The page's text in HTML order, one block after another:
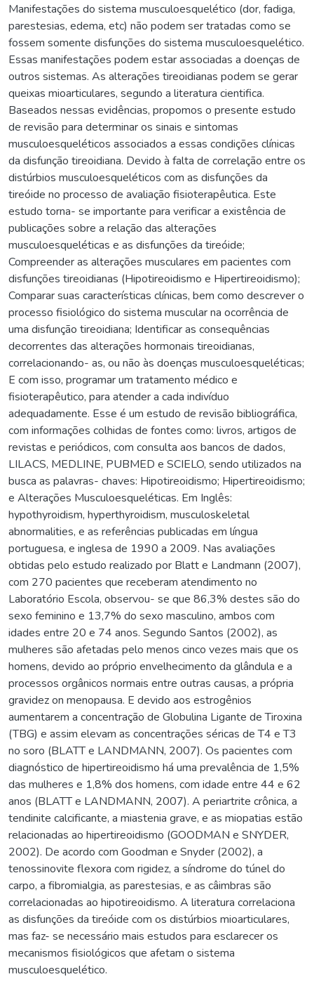
Manifestações do sistema musculoesquelético (dor, fadiga,
parestesias, edema, etc) não podem ser tratadas como se
fossem somente disfunções do sistema musculoesquelético.
Essas manifestações podem estar associadas a doenças de
outros sistemas. As alterações tireoidianas podem se gerar
queixas mioarticulares, segundo a literatura cientifica.
Baseados nessas evidências, propomos o presente estudo
de revisão para determinar os sinais e sintomas
musculoesqueléticos associados a essas condições clínicas
da disfunção tireoidiana. Devido à falta de correlação entre os
distúrbios musculoesqueléticos com as disfunções da
tireóide no processo de avaliação fisioterapêutica. Este
estudo torna- se importante para verificar a existência de
publicações sobre a relação das alterações
musculoesqueléticas e as disfunções da tireóide;
Compreender as alterações musculares em pacientes com
disfunções tireoidianas (Hipotireoidismo e Hipertireoidismo);
Comparar suas características clínicas, bem como descrever o
processo fisiológico do sistema muscular na ocorrência de
uma disfunção tireoidiana; Identificar as consequências
decorrentes das alterações hormonais tireoidianas,
correlacionando- as, ou não às doenças musculoesqueléticas;
E com isso, programar um tratamento médico e
fisioterapêutico, para atender a cada indivíduo
adequadamente. Esse é um estudo de revisão bibliográfica,
com informações colhidas de fontes como: livros, artigos de
revistas e periódicos, com consulta aos bancos de dados,
LILACS, MEDLINE, PUBMED e SCIELO, sendo utilizados na
busca as palavras- chaves: Hipotireoidismo; Hipertireoidismo;
e Alterações Musculoesqueléticas. Em Inglês:
hypothyroidism, hyperthyroidism, musculoskeletal
abnormalities, e as referências publicadas em língua
portuguesa, e inglesa de 1990 a 2009. Nas avaliações
obtidas pelo estudo realizado por Blatt e Landmann (2007),
com 270 pacientes que receberam atendimento no
Laboratório Escola, observou- se que 86,3% destes são do
sexo feminino e 13,7% do sexo masculino, ambos com
idades entre 20 e 74 anos. Segundo Santos (2002), as
mulheres são afetadas pelo menos cinco vezes mais que os
homens, devido ao próprio envelhecimento da glândula e a
processos orgânicos normais entre outras causas, a própria
gravidez on menopausa. E devido aos estrogênios
aumentarem a concentração de Globulina Ligante de Tiroxina
(TBG) e assim elevam as concentrações séricas de T4 e T3
no soro (BLATT e LANDMANN, 2007). Os pacientes com
diagnóstico de hipertireoidismo há uma prevalência de 1,5%
das mulheres e 1,8% dos homens, com idade entre 44 e 62
anos (BLATT e LANDMANN, 2007). A periartrite crônica, a
tendinite calcificante, a miastenia grave, e as miopatias estão
relacionadas ao hipertireoidismo (GOODMAN e SNYDER,
2002). De acordo com Goodman e Snyder (2002), a
tenossinovite flexora com rigidez, a síndrome do túnel do
carpo, a fibromialgia, as parestesias, e as câimbras são
correlacionadas ao hipotireoidismo. A literatura correlaciona
as disfunções da tireóide com os distúrbios mioarticulares,
mas faz- se necessário mais estudos para esclarecer os
mecanismos fisiológicos que afetam o sistema
musculoesquelético.